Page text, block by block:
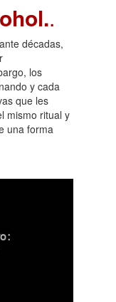
.
décadas,
los
y cada
que les
mismo ritual y
una forma